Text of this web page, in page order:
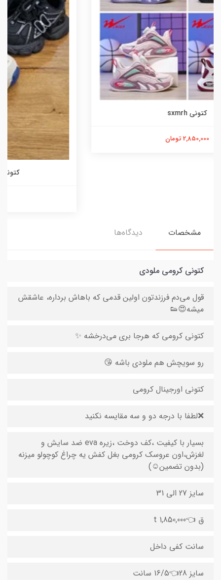
مشخصات دیدگاه‌ها
کتونی کرومی ملودی
قول می‌دم فرزندتون اولین قدمی که باهاش برداره، عاشقش
میشه😍👟
کتونی کرومی که هرجا بری می‌درخشه ✨
رو سویچش هم ملودی باشه 😘
کتونی اورجینال کرومی
❌️لطفا با درجه دو و سه مقایسه نکنید
بسیار با کیفیت ،کف دوخت ،زیره eva ضد سایش و
لغزش،اون عروسک کرومی بغل کفش یه چراغ کوچولو میزنه
(بدون تضمین☺️)
سایز 27 الی 31
ق 👈1,850,000 t
سانت کفی داخل
سایز 28👈16/5 سانت